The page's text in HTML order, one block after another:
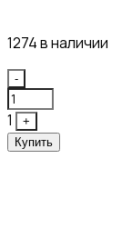
1274 в наличии
Quantity
-
1
+
Купить